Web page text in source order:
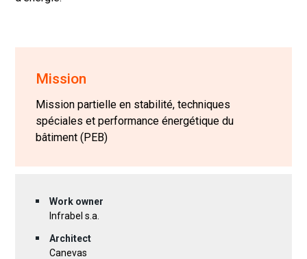
Mission
Mission partielle en stabilité, techniques
spéciales et performance énergétique du
bâtiment (PEB)
Work owner
Infrabel s.a.
Architect
Canevas